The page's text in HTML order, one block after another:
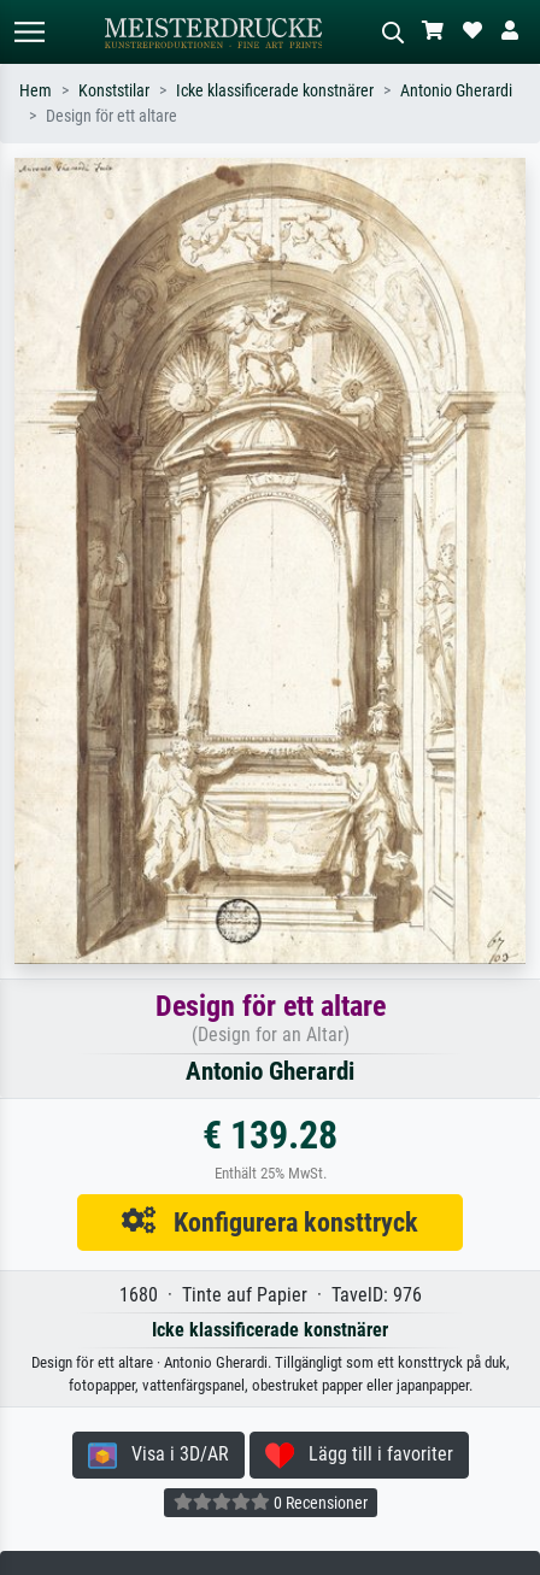
Sök efter konstnär, titel eller stil –
t.ex. Monet, Stjärnenatt,
impressionism, Hokusai-våg, naken.
Beskriv scenen – t.ex. grön äng,
abstrakt med mycket rött, mörk
oljemålning, stående naken bredvid ett
träd.
Hem Konststilar Icke klassificerade konstnärer
Antonio Gherardi
Design för ett altare
Design för ett altare
(Design for an Altar)
Antonio Gherardi
€ 139.28
Enthält 25% MwSt.
Konfigurera konsttryck
1680 · Tinte auf Papier · TavelD: 976
Icke klassificerade konstnärer
Design för ett altare · Antonio Gherardi. Tillgängligt som ett konsttryck på duk,
fotopapper, vattenfärgspanel, obestruket papper eller japanpapper.
Visa i 3D/AR Lägg till i favoriter
0 Recensioner